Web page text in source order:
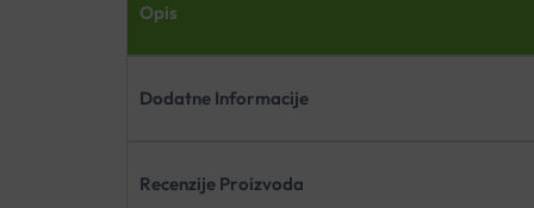
Opis
Dodatne Informacije
Recenzije Proizvoda